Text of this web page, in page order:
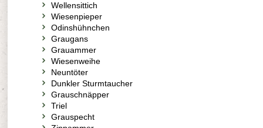
Wellensittich
Wiesenpieper
Odinshühnchen
Graugans
Grauammer
Wiesenweihe
Neuntöter
Dunkler Sturmtaucher
Grauschnäpper
Triel
Grauspecht